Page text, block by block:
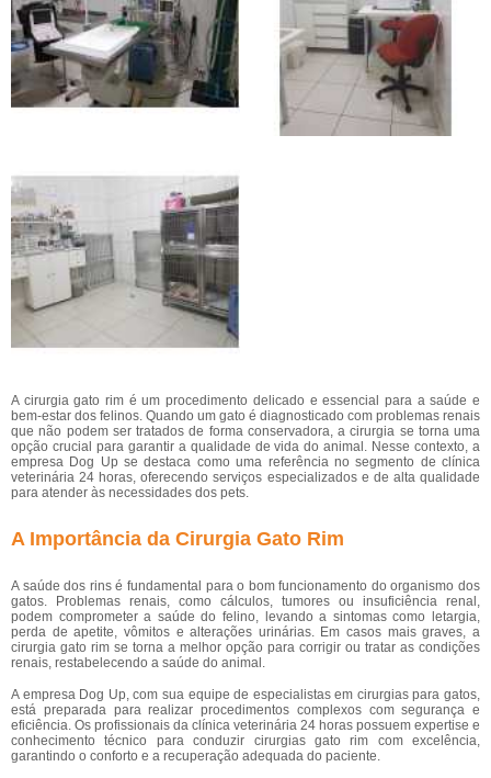
A cirurgia gato rim é um procedimento delicado e essencial para a saúde e
bem-estar dos felinos. Quando um gato é diagnosticado com problemas renais
que não podem ser tratados de forma conservadora, a cirurgia se torna uma
opção crucial para garantir a qualidade de vida do animal. Nesse contexto, a
empresa Dog Up se destaca como uma referência no segmento de clínica
veterinária 24 horas, oferecendo serviços especializados e de alta qualidade
para atender às necessidades dos pets.
A Importância da Cirurgia Gato Rim
A saúde dos rins é fundamental para o bom funcionamento do organismo dos
gatos. Problemas renais, como cálculos, tumores ou insuficiência renal,
podem comprometer a saúde do felino, levando a sintomas como letargia,
perda de apetite, vômitos e alterações urinárias. Em casos mais graves, a
cirurgia gato rim se torna a melhor opção para corrigir ou tratar as condições
renais, restabelecendo a saúde do animal.
A empresa Dog Up, com sua equipe de especialistas em cirurgias para gatos,
está preparada para realizar procedimentos complexos com segurança e
eficiência. Os profissionais da clínica veterinária 24 horas possuem expertise e
conhecimento técnico para conduzir cirurgias gato rim com excelência,
garantindo o conforto e a recuperação adequada do paciente.